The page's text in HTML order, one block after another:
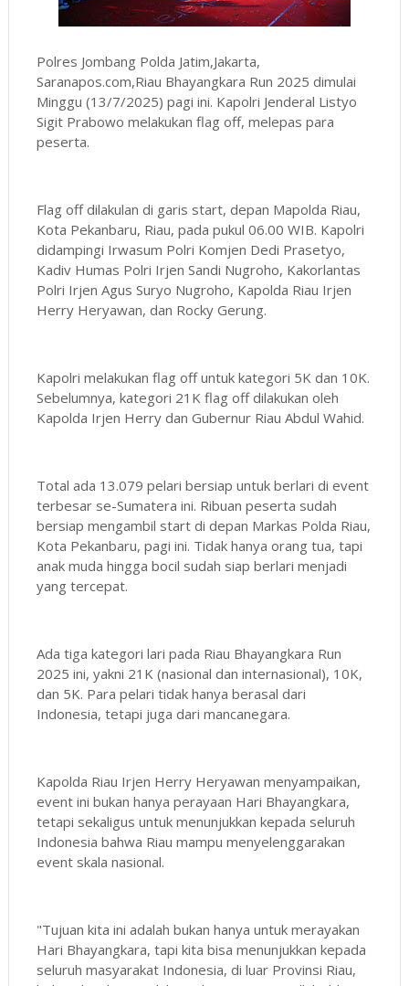
Polres Jombang Polda Jatim,Jakarta,
Saranapos.com,Riau Bhayangkara Run 2025 dimulai
Minggu (13/7/2025) pagi ini. Kapolri Jenderal Listyo
Sigit Prabowo melakukan flag off, melepas para
peserta.
Flag off dilakulan di garis start, depan Mapolda Riau,
Kota Pekanbaru, Riau, pada pukul 06.00 WIB. Kapolri
didampingi Irwasum Polri Komjen Dedi Prasetyo,
Kadiv Humas Polri Irjen Sandi Nugroho, Kakorlantas
Polri Irjen Agus Suryo Nugroho, Kapolda Riau Irjen
Herry Heryawan, dan Rocky Gerung.
Kapolri melakukan flag off untuk kategori 5K dan 10K.
Sebelumnya, kategori 21K flag off dilakukan oleh
Kapolda Irjen Herry dan Gubernur Riau Abdul Wahid.
Total ada 13.079 pelari bersiap untuk berlari di event
terbesar se-Sumatera ini. Ribuan peserta sudah
bersiap mengambil start di depan Markas Polda Riau,
Kota Pekanbaru, pagi ini. Tidak hanya orang tua, tapi
anak muda hingga bocil sudah siap berlari menjadi
yang tercepat.
Ada tiga kategori lari pada Riau Bhayangkara Run
2025 ini, yakni 21K (nasional dan internasional), 10K,
dan 5K. Para pelari tidak hanya berasal dari
Indonesia, tetapi juga dari mancanegara.
Kapolda Riau Irjen Herry Heryawan menyampaikan,
event ini bukan hanya perayaan Hari Bhayangkara,
tetapi sekaligus untuk menunjukkan kepada seluruh
Indonesia bahwa Riau mampu menyelenggarakan
event skala nasional.
"Tujuan kita ini adalah bukan hanya untuk merayakan
Hari Bhayangkara, tapi kita bisa menunjukkan kepada
seluruh masyarakat Indonesia, di luar Provinsi Riau,